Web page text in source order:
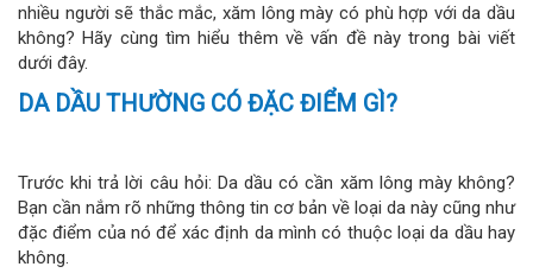
nhiều người sẽ thắc mắc, xăm lông mày có phù hợp với da dầu
không? Hãy cùng tìm hiểu thêm về vấn đề này trong bài viết
dưới đây.
DA DẦU THƯỜNG CÓ ĐẶC ĐIỂM GÌ?
Trước khi trả lời câu hỏi: Da dầu có cần xăm lông mày không?
Bạn cần nắm rõ những thông tin cơ bản về loại da này cũng như
đặc điểm của nó để xác định da mình có thuộc loại da dầu hay
không.